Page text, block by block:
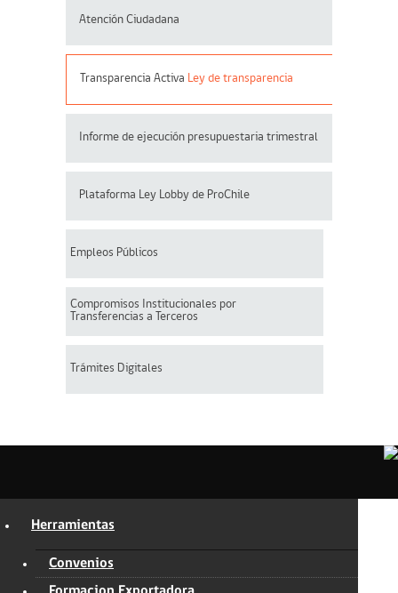
Atención Ciudadana
Transparencia Activa Ley de transparencia
Informe de ejecución presupuestaria trimestral
Plataforma Ley Lobby de ProChile
Empleos Públicos
Compromisos Institucionales por
Transferencias a Terceros
Trámites Digitales
Herramientas
Convenios